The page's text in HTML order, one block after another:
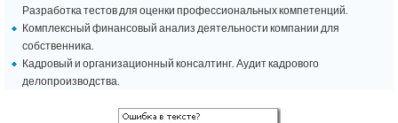
Разработка тестов для оценки профессиональных компетенций.
Комплексный финансовый анализ деятельности компании для
собственника.
Кадровый и организационный консалтинг. Аудит кадрового
делопроизводства.